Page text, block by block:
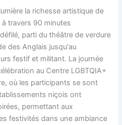
la richesse artistique de
travers 90 minutes
parti du théâtre de verdure
des Anglais jusqu'au
festif et militant. La journée
au Centre LGBTQIA+
où les participants se sont
niçois ont
permettant aux
festivités dans une ambiance